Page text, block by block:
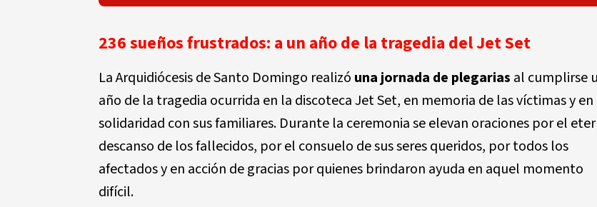
236 sueños frustrados: a un año de la tragedia del Jet Set
La Arquidiócesis de Santo Domingo realizó una jornada de plegarias al cumplirse
año de la tragedia ocurrida en la discoteca Jet Set, en memoria de las víctimas y en
solidaridad con sus familiares. Durante la ceremonia se elevan oraciones por el
descanso de los fallecidos, por el consuelo de sus seres queridos, por todos los
afectados y en acción de gracias por quienes brindaron ayuda en aquel momento
difícil.